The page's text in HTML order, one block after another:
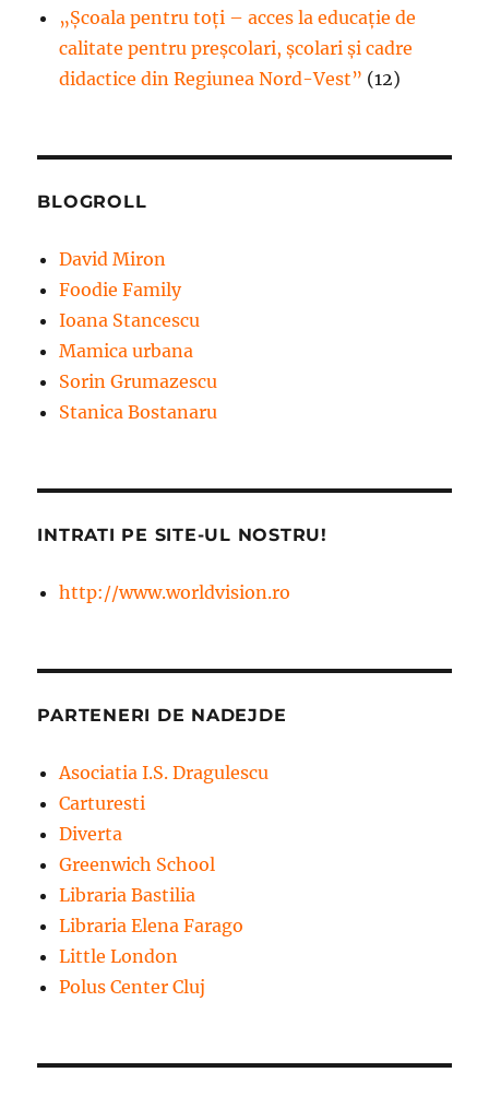
„Școala pentru toți – acces la educație de
calitate pentru preșcolari, școlari și cadre
didactice din Regiunea Nord-Vest” (12)
BLOGROLL
David Miron
Foodie Family
Ioana Stancescu
Mamica urbana
Sorin Grumazescu
Stanica Bostanaru
INTRATI PE SITE-UL NOSTRU!
http://www.worldvision.ro
PARTENERI DE NADEJDE
Asociatia I.S. Dragulescu
Carturesti
Diverta
Greenwich School
Libraria Bastilia
Libraria Elena Farago
Little London
Polus Center Cluj